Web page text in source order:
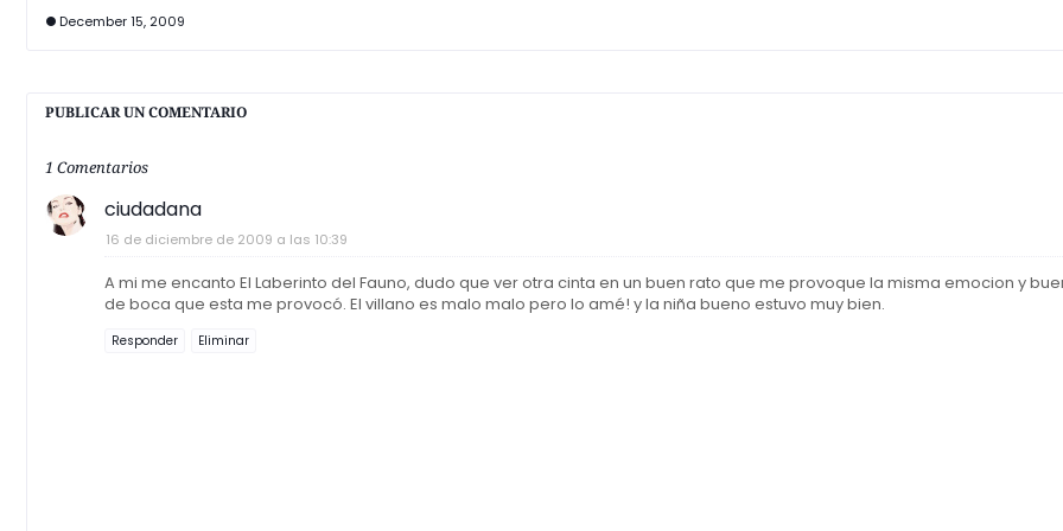
December 15, 2009
PUBLICAR UN COMENTARIO
1 Comentarios
ciudadana
16 de diciembre de 2009 a las 10:39
A mi me encanto El Laberinto del Fauno, dudo que ver otra cinta en un buen rato que me provoque la misma emocion y
de boca que esta me provocó. El villano es malo malo pero lo amé! y la niña bueno estuvo muy bien.
Responder Eliminar